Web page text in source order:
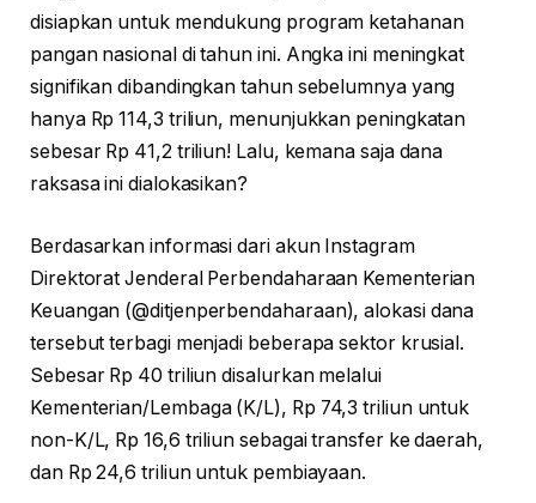
disiapkan untuk mendukung program ketahanan
pangan nasional di tahun ini. Angka ini meningkat
signifikan dibandingkan tahun sebelumnya yang
hanya Rp 114,3 triliun, menunjukkan peningkatan
sebesar Rp 41,2 triliun! Lalu, kemana saja dana
raksasa ini dialokasikan?
Berdasarkan informasi dari akun Instagram
Direktorat Jenderal Perbendaharaan Kementerian
Keuangan (@ditjenperbendaharaan), alokasi dana
tersebut terbagi menjadi beberapa sektor krusial.
Sebesar Rp 40 triliun disalurkan melalui
Kementerian/Lembaga (K/L), Rp 74,3 triliun untuk
non-K/L, Rp 16,6 triliun sebagai transfer ke daerah,
dan Rp 24,6 triliun untuk pembiayaan.